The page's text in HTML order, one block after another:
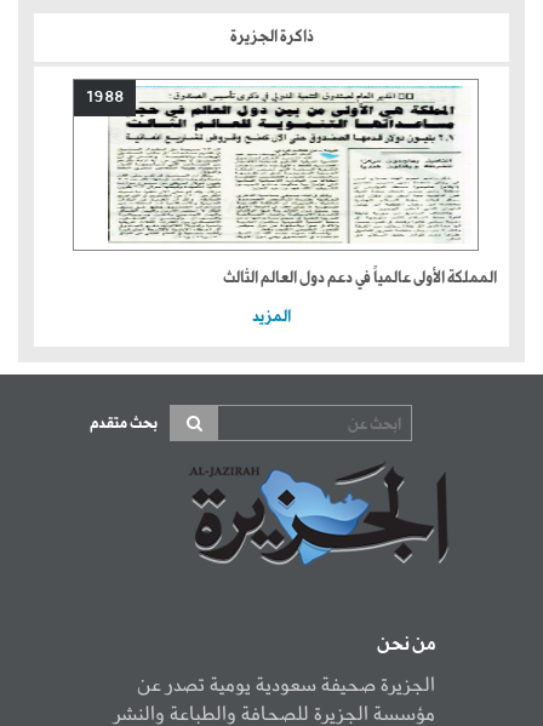
ذاكرة الجزيرة
1988
المملكة الأولى عالمياً في دعم دول العالم الثالث
المزيد
بحث متقدم
من نحن
الجزيرة صحيفة سعودية يومية تصدر عن
مؤسسة الجزيرة للصحافة والطباعة والنشر